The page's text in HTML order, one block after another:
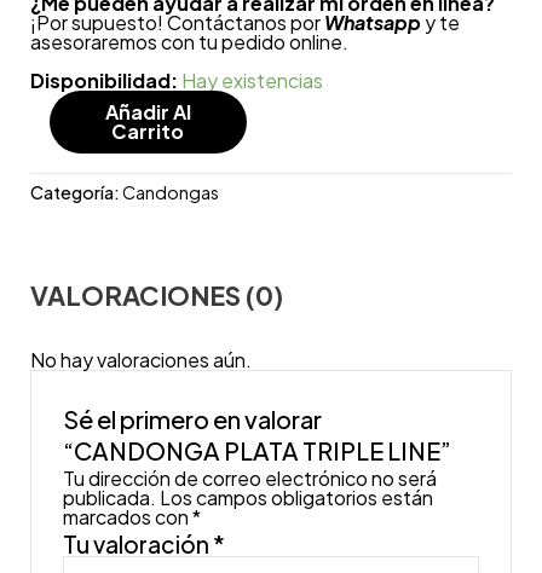
¡Por supuesto! Contáctanos porWhatsapp y te
asesoraremos con tu pedido online.
Disponibilidad: Hay existencias
Añadir Al
Carrito
Categoría:Candongas
VALORACIONES (0)
No hay valoraciones aún.
Sé el primero en valorar
“CANDONGA PLATA TRIPLE LINE”
Tu dirección de correo electrónico no será
publicada. Los campos obligatorios están
marcados con*
Tu valoración *